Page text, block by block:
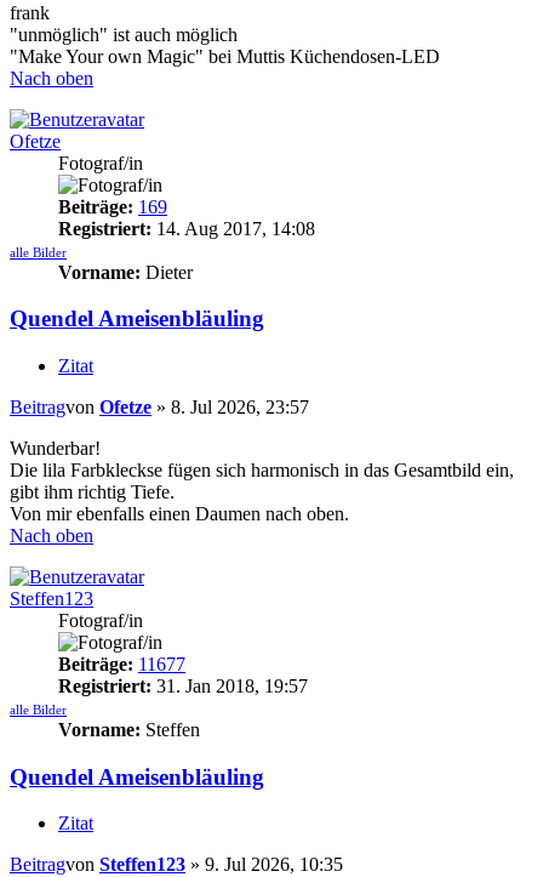
frank
"unmöglich" ist auch möglich
"Make Your own Magic" bei Muttis Küchendosen-LED
Nach oben
Ofetze
Fotograf/in
Beiträge: 169
Registriert: 14. Aug 2017, 14:08
alle Bilder
Vorname: Dieter
Quendel Ameisenbläuling
Zitat
Beitragvon Ofetze » 8. Jul 2026, 23:57
Wunderbar!
Die lila Farbkleckse fügen sich harmonisch in das Gesamtbild ein,
gibt ihm richtig Tiefe.
Von mir ebenfalls einen Daumen nach oben.
Nach oben
Steffen123
Fotograf/in
Beiträge: 11677
Registriert: 31. Jan 2018, 19:57
alle Bilder
Vorname: Steffen
Quendel Ameisenbläuling
Zitat
Beitragvon Steffen123 » 9. Jul 2026, 10:35